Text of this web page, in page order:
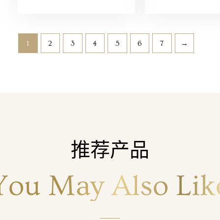
1 2 3 4 5 6 7 →
推荐产品
May Also